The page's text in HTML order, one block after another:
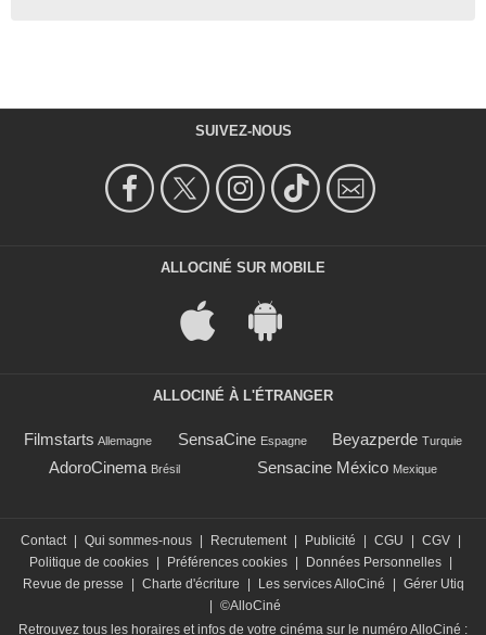
SUIVEZ-NOUS
ALLOCINÉ SUR MOBILE
ALLOCINÉ À L'ÉTRANGER
Filmstarts Allemagne SensaCine Espagne Beyazperde Turquie
AdoroCinema Brésil Sensacine México Mexique
Contact Qui sommes-nous Recrutement Publicité CGU CGV
Politique de cookies
Préférences cookies Données Personnelles
Revue de presse
Charte d'écriture Les services AlloCiné
Gérer Utiq
©AlloCiné
Retrouvez tous les horaires et infos de votre cinéma sur le numéro AlloCiné :